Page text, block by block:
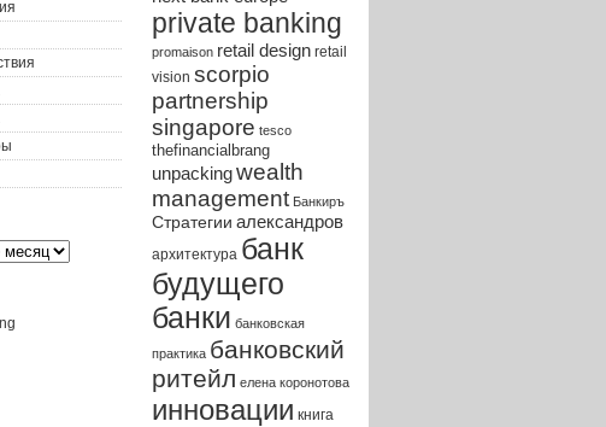
private banking
promaison retail design retail
vision scorpio
partnership
singapore tesco
thefinancialbrang
unpackingwealth
management Банкиръ
Стратегии александров
архитектура банк
будущего
банки банковская
практика банковский
ритейл елена коронотова
инновации книга